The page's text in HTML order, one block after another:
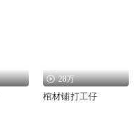
28万
棺材铺打工仔